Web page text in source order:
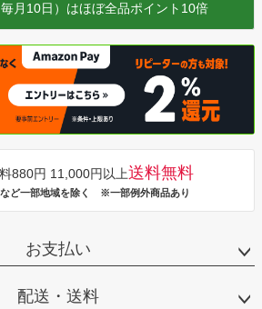
月10日）はほぼ全品ポイント10倍
880円 11,000円以上送料無料
ど一部地域を除く ※一部例外商品あり
お支払い
配送・送料